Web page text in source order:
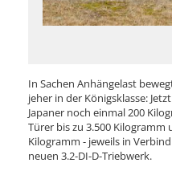
In Sachen Anhängelast
jeher in der Königsklasse:
Japaner noch einmal 200
Türer bis zu 3.500 Kilogramm
Kilogramm - jeweils in
neuen 3.2-DI-D-Triebwerk.